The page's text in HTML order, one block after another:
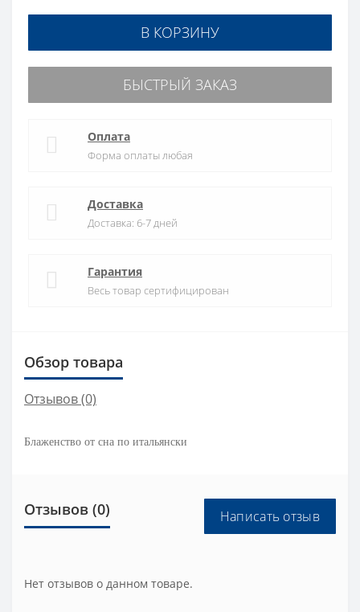
В КОРЗИНУ
БЫСТРЫЙ ЗАКАЗ
Оплата
Форма оплаты любая
Доставка
Доставка: 6-7 дней
Гарантия
Весь товар сертифицирован
Обзор товара
Отзывов (0)
Блаженство от сна по итальянски
Отзывов (0) Написать отзыв
Нет отзывов о данном товаре.